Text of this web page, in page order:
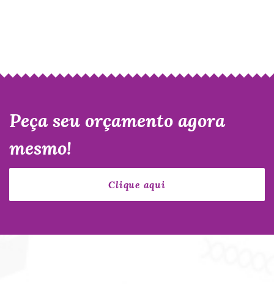
Peça seu orçamento agora
mesmo!